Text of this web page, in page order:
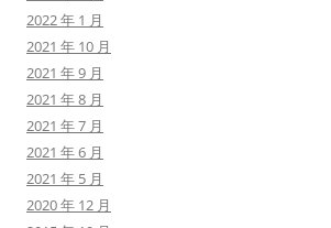
2022 年 1 月
2021 年 10 月
2021 年 9 月
2021 年 8 月
2021 年 7 月
2021 年 6 月
2021 年 5 月
2020 年 12 月